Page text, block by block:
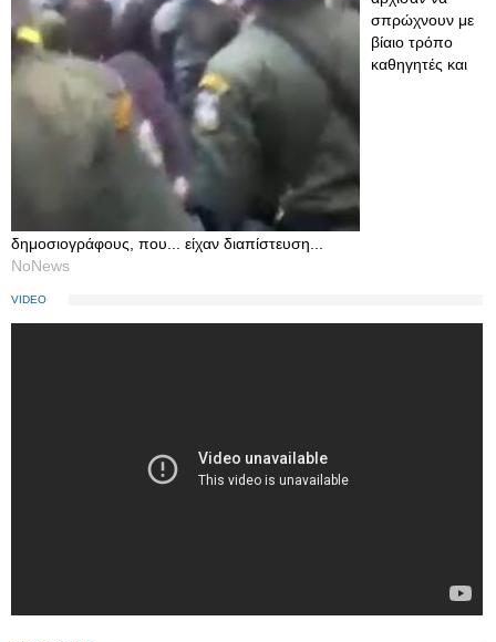
σπρώχνουν με
βίαιο τρόπο
καθηγητές και
δημοσιογράφους, που... είχαν διαπίστευση...
NoNews
VIDEO